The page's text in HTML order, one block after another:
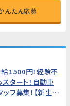
んたん応募
1500円！経験不
タート！自動車
フ募集！【新生活